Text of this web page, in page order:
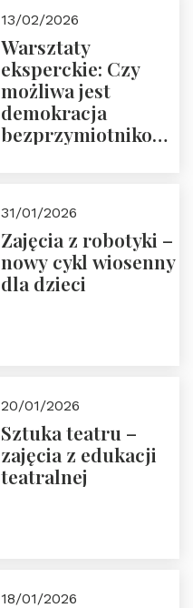
13/02/2026
Warsztaty
eksperckie: Czy
możliwa jest
demokracja
bezprzymiotnikowa?
31/01/2026
Zajęcia z robotyki –
nowy cykl wiosenny
dla dzieci
20/01/2026
Sztuka teatru –
zajęcia z edukacji
teatralnej
18/01/2026